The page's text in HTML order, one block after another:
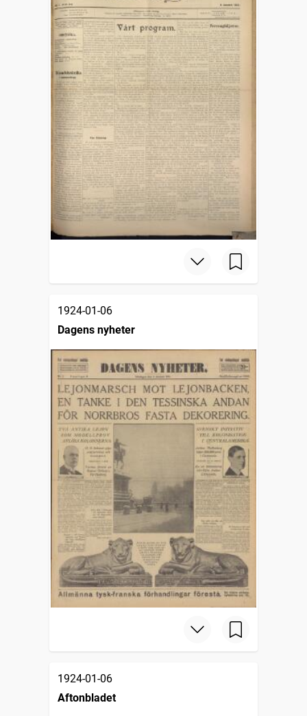
1924-01-06
Dagens nyheter
1924-01-06
Aftonbladet